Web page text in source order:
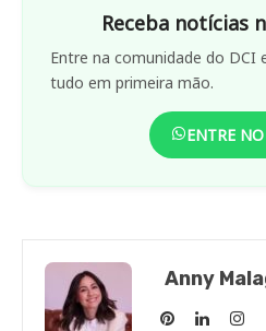
Receba notícias
Entre na comunidade do DCI
tudo em primeira mão.
ENTRE
Anny
AnnyAnny